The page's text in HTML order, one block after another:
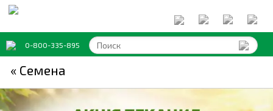
0-800-335-895
« Семена